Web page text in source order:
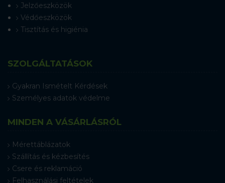
Jelzőeszközök
Védőeszközök
Tisztítás és higiénia
SZOLGÁLTATÁSOK
Gyakran Ismételt Kérdések
Személyes adatok védelme
MINDEN A VÁSÁRLÁSRÓL
Mérettáblázatok
Szállítás és kézbesítés
Csere és reklamáció
Felhasználási feltételek